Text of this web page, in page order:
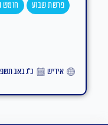
פרשת שבוע חומש
אידיש כ״ג באב